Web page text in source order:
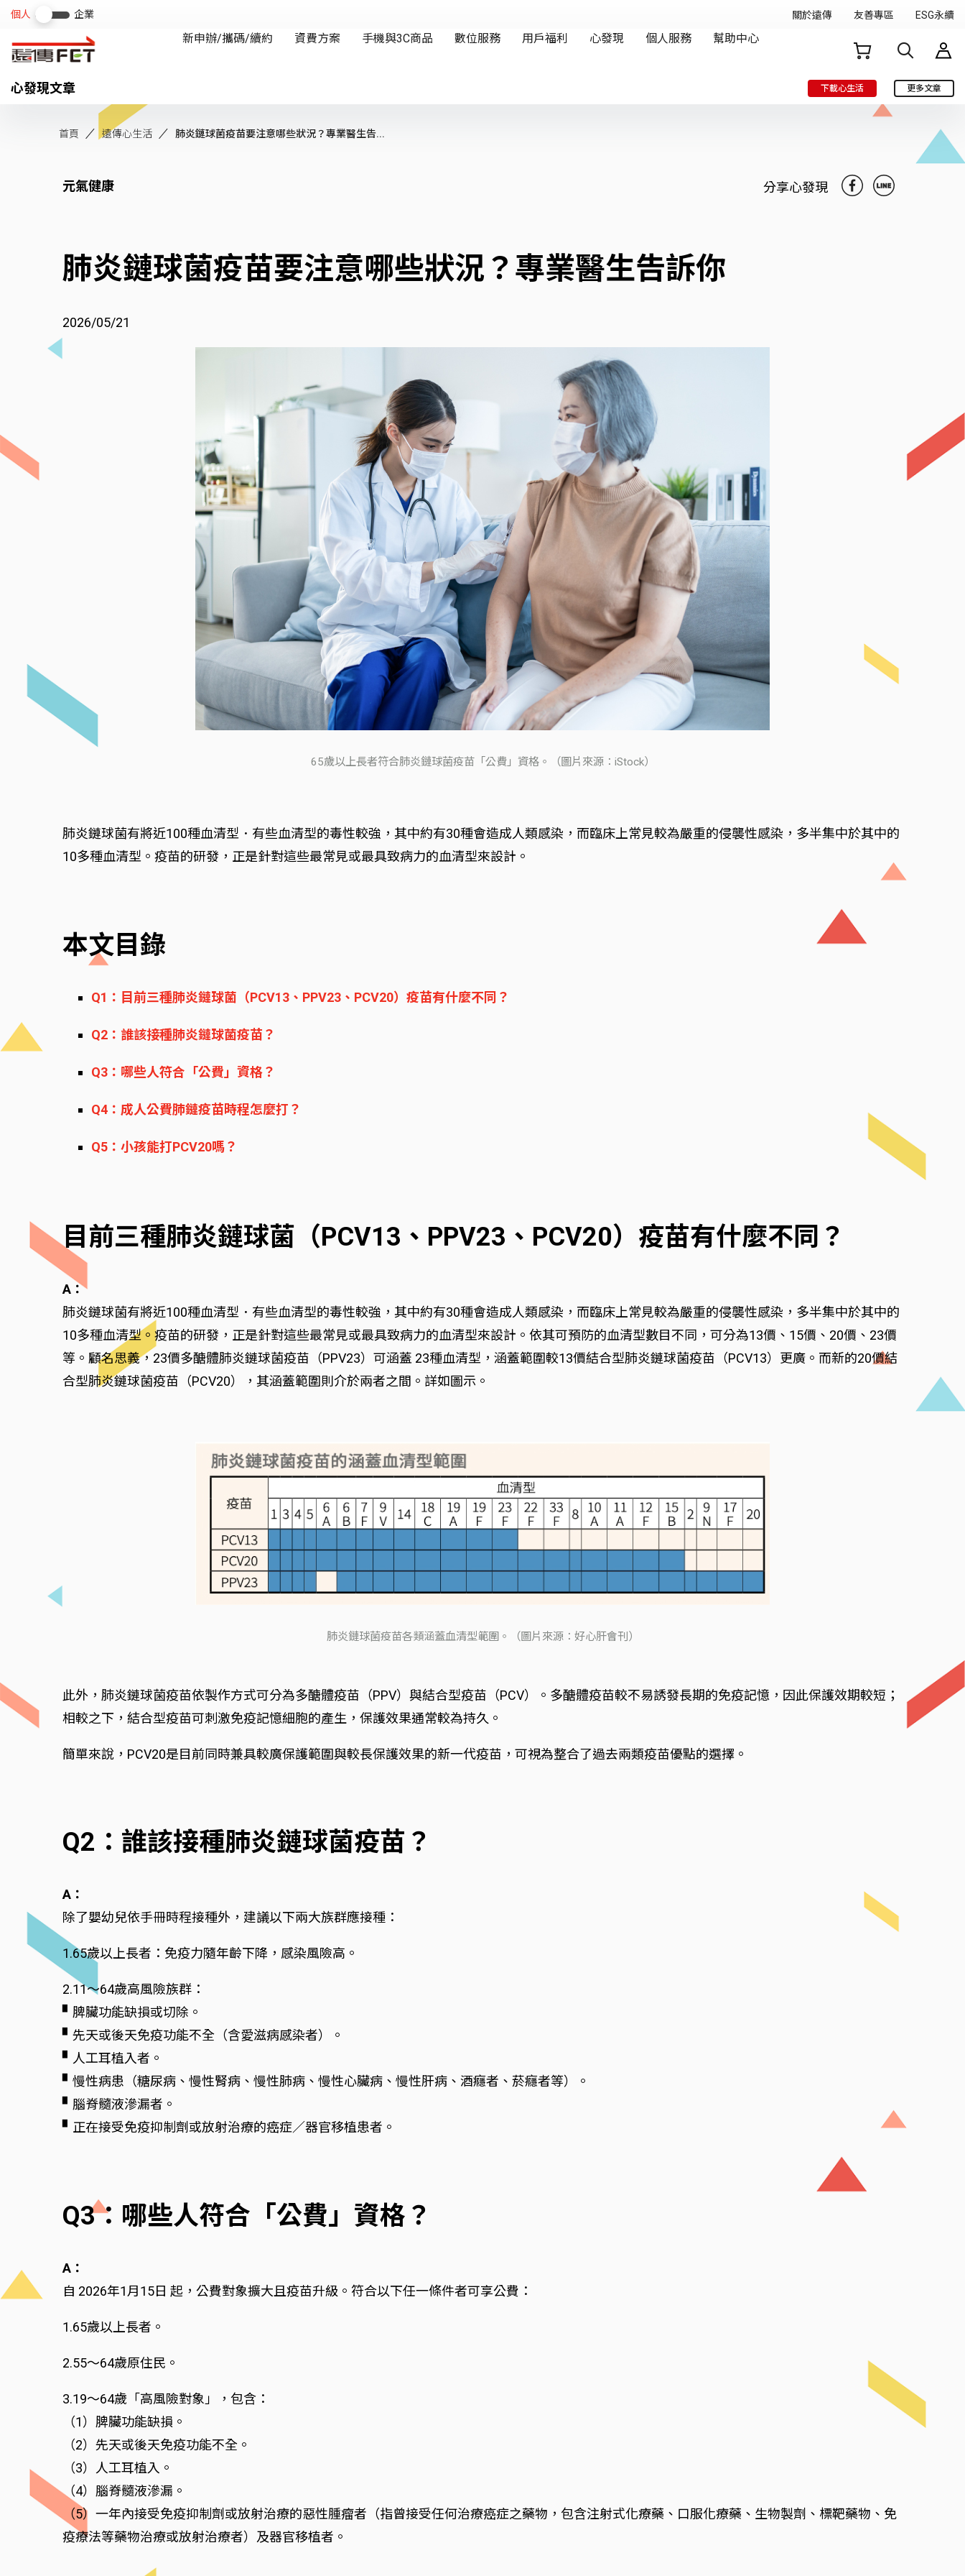
心發現文章 下載心生活 更多文章
首頁 遠傳心生活 肺炎鏈球菌疫苗要注意哪些狀況？專業醫生告...
元氣健康 分享心發現
肺炎鏈球菌疫苗要注意哪些狀況？專業醫生告訴你
2026/05/21
65歲以上長者符合肺炎鏈球菌疫苗「公費」資格。（圖片來源：iStock）
肺炎鏈球菌有將近100種血清型．有些血清型的毒性較強，其中約有30種會造成人類感染，而臨床上常見較為嚴重的侵襲性感染，多半集中於其中的
10多種血清型。疫苗的研發，正是針對這些最常見或最具致病力的血清型來設計。
本文目錄
Q1：目前三種肺炎鏈球菌（PCV13、PPV23、PCV20）疫苗有什麼不同？
Q2：誰該接種肺炎鏈球菌疫苗？
Q3：哪些人符合「公費」資格？
Q4：成人公費肺鏈疫苗時程怎麼打？
Q5：小孩能打PCV20嗎？
目前三種肺炎鏈球菌（PCV13、PPV23、PCV20）疫苗有什麼不同？
A：
肺炎鏈球菌有將近100種血清型．有些血清型的毒性較強，其中約有30種會造成人類感染，而臨床上常見較為嚴重的侵襲性感染，多半集中於其中的
10多種血清型。疫苗的研發，正是針對這些最常見或最具致病力的血清型來設計。依其可預防的血清型數目不同，可分為13價、15價、20價、23價
等。顧名思義，23價多醣體肺炎鏈球菌疫苗（PPV23）可涵蓋 23種血清型，涵蓋範圍較13價結合型肺炎鏈球菌疫苗（PCV13）更廣。而新的20價結
合型肺炎鏈球菌疫苗（PCV20），其涵蓋範圍則介於兩者之間。詳如圖示。
肺炎鏈球菌疫苗各類涵蓋血清型範圍。（圖片來源：好心肝會刊）
此外，肺炎鏈球菌疫苗依製作方式可分為多醣體疫苗（PPV）與結合型疫苗（PCV）。多醣體疫苗較不易誘發長期的免疫記憶，因此保護效期較短；
相較之下，結合型疫苗可刺激免疫記憶細胞的產生，保護效果通常較為持久。
簡單來說，PCV20是目前同時兼具較廣保護範圍與較長保護效果的新一代疫苗，可視為整合了過去兩類疫苗優點的選擇。
Q2：誰該接種肺炎鏈球菌疫苗？
A：
除了嬰幼兒依手冊時程接種外，建議以下兩大族群應接種：
1.65歲以上長者：免疫力隨年齡下降，感染風險高。
2.11～64歲高風險族群：
▘脾臟功能缺損或切除。
▘先天或後天免疫功能不全（含愛滋病感染者）。
▘人工耳植入者。
▘慢性病患（糖尿病、慢性腎病、慢性肺病、慢性心臟病、慢性肝病、酒癮者、菸癮者等）。
▘腦脊髓液滲漏者。
▘正在接受免疫抑制劑或放射治療的癌症∕器官移植患者。
Q3：哪些人符合「公費」資格？
A：
自 2026年1月15日 起，公費對象擴大且疫苗升級。符合以下任一條件者可享公費：
1.65歲以上長者。
2.55～64歲原住民。
3.19～64歲「高風險對象」，包含：
（1）脾臟功能缺損。
（2）先天或後天免疫功能不全。
（3）人工耳植入。
（4）腦脊髓液滲漏。
（5）一年內接受免疫抑制劑或放射治療的惡性腫瘤者（指曾接受任何治療癌症之藥物，包含注射式化療藥、口服化療藥、生物製劑、標靶藥物、免
疫療法等藥物治療或放射治療者）及器官移植者。